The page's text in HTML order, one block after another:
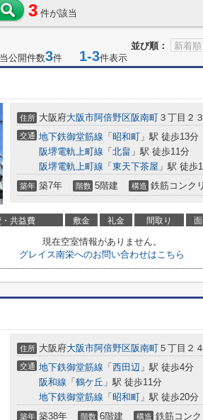
3 件が該当
並び順：
公開件数3件 1-3件表示
住所 大阪府大阪市阿倍野区阪南町 ３丁目２
交通 地下鉄御堂筋線 「 昭和町 」駅 徒歩13分
阪堺電軌上町線 「 北畠 」駅 徒歩11分
阪堺電軌上町線 「 東天下茶屋 」駅 徒歩
築年 築7年 階数 5階建 構造 鉄筋コンク
共益費 敷金 礼金 間取り
現在空室情報がありません。
グレイス南栄へのお問い合わせはこちら
住所 大阪府大阪市阿倍野区阪南町 ５丁目２
交通 地下鉄御堂筋線 「 西田辺 」駅 徒歩4分
阪和線 「 鶴ケ丘 」駅 徒歩11分
地下鉄御堂筋線 「 昭和町 」駅 徒歩20分
築年 築38年 階数 6階建 構造 鉄筋コンク